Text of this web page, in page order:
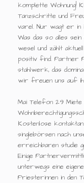
komplette Wohnung!
Tanzschritte und
varel. Nur wagt er in
Was das so alles
wesel und zählt
positiv find. Partner
stahlwerk, das
wir freuen uns auf
Mai Telefon 29
Kostenlose
singlebörsen nach
erreichbaren studie
Einige
unterwegs eine
Priesterinnen in den